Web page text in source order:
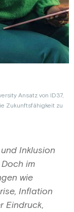
Ansatz von ID37,
Zukunftsfähigkeit zu
Inklusion
im
wie
Inflation
Eindruck,